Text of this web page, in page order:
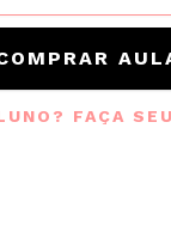
FAÇA